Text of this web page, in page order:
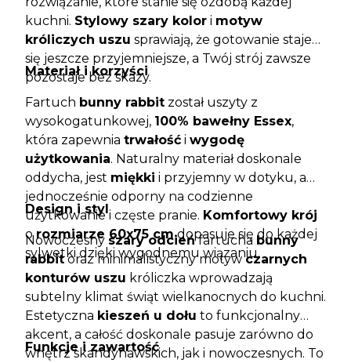
kuchni. Stylowy szary kolor i motyw
króliczych uszu sprawiają, że gotowanie staje
się jeszcze przyjemniejsze, a Twój strój zawsze
pozostaje bez skazy.
Materiał i korzyści
Fartuch bunny rabbit został uszyty z
wysokogatunkowej, 100% bawełny Essex,
która zapewnia trwałość i wygodę
użytkowania. Naturalny materiał doskonale
oddycha, jest miękki i przyjemny w dotyku, a
jednocześnie odporny na codzienne
użytkowanie i częste pranie. Komfortowy krój
o rozmiarze 60x75 cmdopasuje się do każdej
sylwetki dzięki wygodnemu wiązaniu.
Design i styl
Nowoczesny szary odcieńfartucha bunny
rabbitoraz minimalistyczny motywczarnych
konturów uszu króliczka wprowadzają
subtelny klimat świąt wielkanocnych do kuchni.
Estetyczna kieszeń u dołu to funkcjonalny
akcent, a całość doskonale pasuje zarówno do
wnętrz skandynawskich, jak i nowoczesnych. To
Funkcje i zawartość